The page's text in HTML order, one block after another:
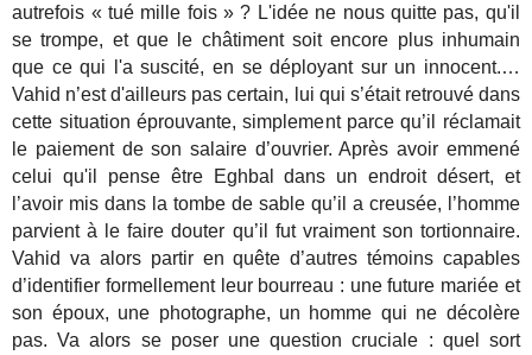
autrefois « tué mille fois » ? L'idée ne nous quitte pas, qu'il
se trompe, et que le châtiment soit encore plus inhumain
que ce qui l'a suscité, en se déployant sur un innocent.…
Vahid n’est d'ailleurs pas certain, lui qui s’était retrouvé dans
cette situation éprouvante, simplement parce qu’il réclamait
le paiement de son salaire d’ouvrier. Après avoir emmené
celui qu'il pense être Eghbal dans un endroit désert, et
l’avoir mis dans la tombe de sable qu’il a creusée, l’homme
parvient à le faire douter qu’il fut vraiment son tortionnaire.
Vahid va alors partir en quête d’autres témoins capables
d’identifier formellement leur bourreau : une future mariée et
son époux, une photographe, un homme qui ne décolère
pas. Va alors se poser une question cruciale : quel sort